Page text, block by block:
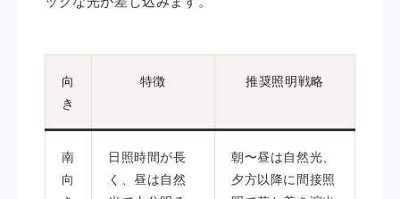
向
き
特徴 推奨照明戦略
南
向
日照時間が長
く、昼は自然
朝〜昼は自然光、
夕方以降に間接照